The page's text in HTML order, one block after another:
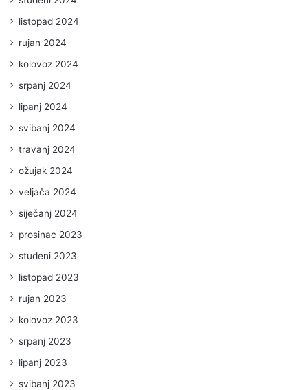
listopad 2024
rujan 2024
kolovoz 2024
srpanj 2024
lipanj 2024
svibanj 2024
travanj 2024
ožujak 2024
veljača 2024
siječanj 2024
prosinac 2023
studeni 2023
listopad 2023
rujan 2023
kolovoz 2023
srpanj 2023
lipanj 2023
svibanj 2023